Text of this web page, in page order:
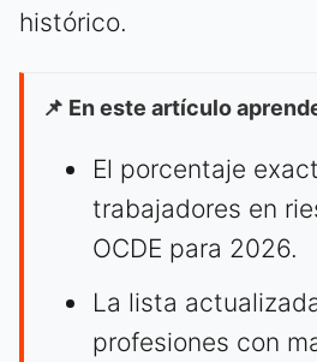
histórico.
📌 En este artículo
El porcentaje
trabajadores en
OCDE para 2026.
La lista
profesiones con